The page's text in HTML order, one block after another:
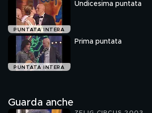
PUNTATA INTERA
Undicesima puntata
PUNTATA INTERA
Prima puntata
Guarda anche